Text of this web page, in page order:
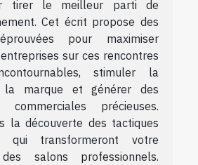
tirer le meilleur parti de
Cet écrit propose des
pour maximiser
sur ces rencontres
stimuler la
la marque et générer des
commerciales précieuses.
la découverte des tactiques
qui transformeront votre
salons professionnels.